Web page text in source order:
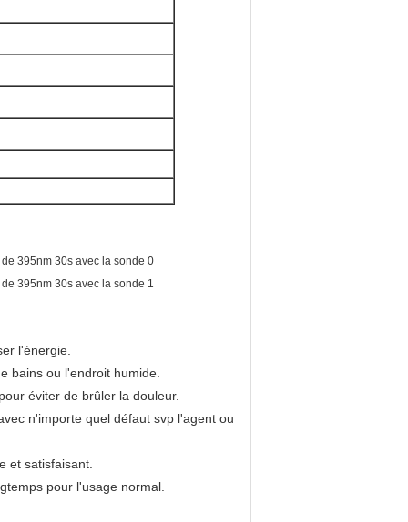
l'énergie.
bains ou l'endroit humide.
éviter de brûler la douleur.
n'importe quel défaut svp l'agent ou
et satisfaisant.
pour l'usage normal.